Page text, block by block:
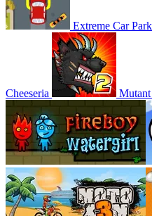
Extreme Car
Cheeseria